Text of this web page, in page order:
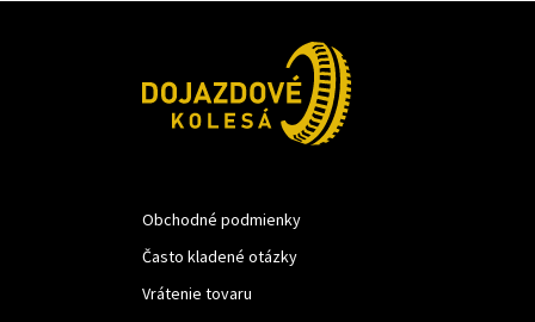
Obchodné podmienky
Často kladené otázky
Vrátenie tovaru